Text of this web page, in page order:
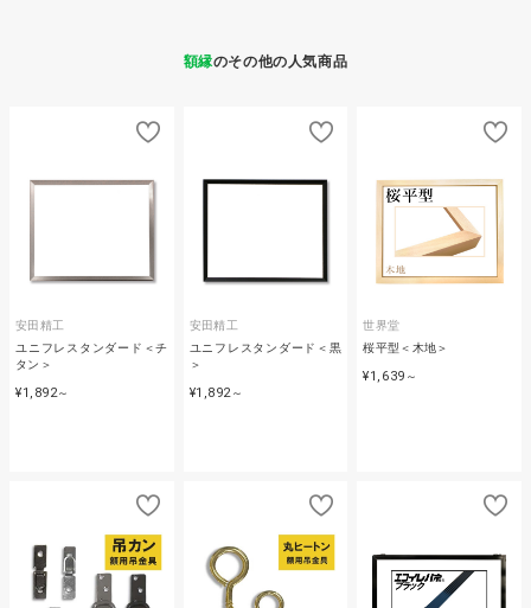
額縁のその他の人気商品
安田精工
ユニフレスタンダード＜チ
タン＞
¥1,892～
安田精工
ユニフレスタンダード＜黒
＞
¥1,892～
世界堂
桜平型＜木地＞
¥1,639 ～